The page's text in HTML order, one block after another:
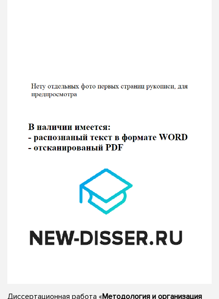
Диссертационная работа «Методология и организация